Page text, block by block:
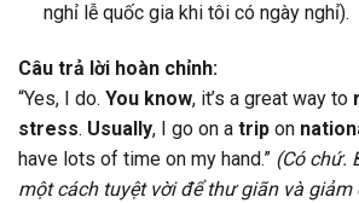
nghỉ lễ quốc gia khi tôi có ngày nghỉ).
Câu trả lời hoàn chỉnh:
“Yes, I do. You know, it’s a great way to
stress. Usually, I go on a trip on
have lots of time on my hand.” (Có chứ.
một cách tuyệt vời để thư giãn và giảm